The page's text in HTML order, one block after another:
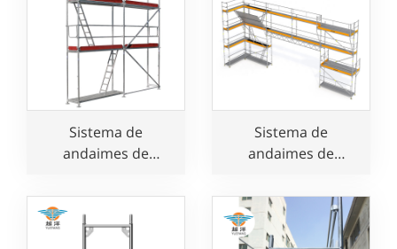
Sistema de
andaimes de
de alumínio rápido
para uso em
construção
Sistema de
andaimes de
galvanizado
europeu com fácil
instalação